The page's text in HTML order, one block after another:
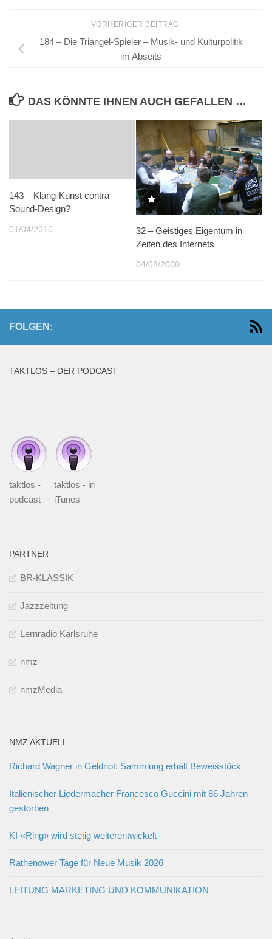
VORHERIGER BEITRAG
184 – Die Triangel-Spieler – Musik- und Kulturpolitik
im Abseits
DAS KÖNNTE IHNEN AUCH GEFALLEN …
143 – Klang-Kunst contra
Sound-Design?
01/04/2010
32 – Geistiges Eigentum in
Zeiten des Internets
04/08/2000
FOLGEN:
TAKTLOS – DER PODCAST
taktlos -
podcast
taktlos - in
iTunes
PARTNER
BR-KLASSIK
Jazzzeitung
Lernradio Karlsruhe
nmz
nmzMedia
NMZ AKTUELL
Richard Wagner in Geldnot: Sammlung erhält Beweisstück
Italienischer Liedermacher Francesco Guccini mit 86 Jahren
gestorben
KI-«Ring» wird stetig weiterentwickelt
Rathenower Tage für Neue Musik 2026
LEITUNG MARKETING UND KOMMUNIKATION